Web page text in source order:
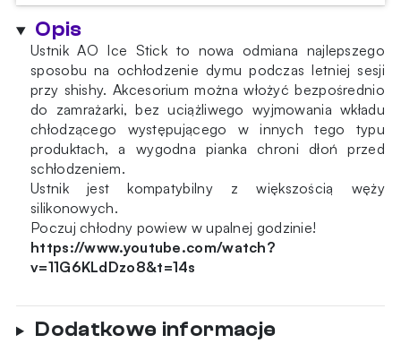
Stick
Purple
Opis
Ustnik AO Ice Stick to nowa odmiana najlepszego
sposobu na ochłodzenie dymu podczas letniej sesji
przy shishy. Akcesorium można włożyć bezpośrednio
do zamrażarki, bez uciążliwego wyjmowania wkładu
chłodzącego występującego w innych tego typu
produktach, a wygodna pianka chroni dłoń przed
schłodzeniem.
Ustnik jest kompatybilny z większością węży
silikonowych.
Poczuj chłodny powiew w upalnej godzinie!
https://www.youtube.com/watch?
v=11G6KLdDzo8&t=14s
Dodatkowe informacje